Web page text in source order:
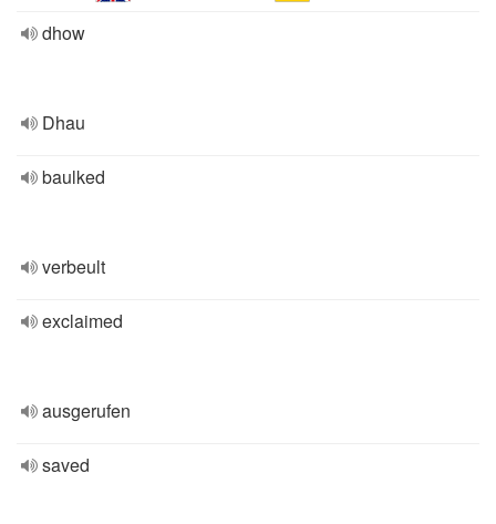
dhow
Dhau
baulked
verbeult
exclaimed
ausgerufen
saved